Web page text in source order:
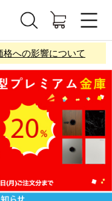
への影響について